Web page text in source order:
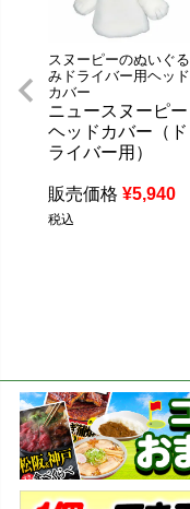
スヌーピーのぬいぐる
みドライバー用ヘッド
カバー
ニュースヌーピー
ヘッドカバー（ド
ライバー用）
販売価格 ¥5,940
税込